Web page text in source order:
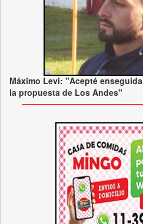
Máximo Levi: "Acepté enseguida
la propuesta de Los Andes"